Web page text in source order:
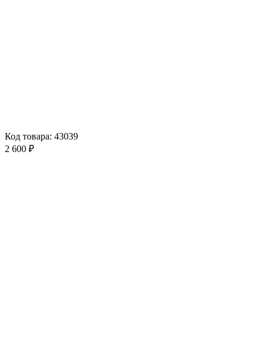
Код товара: 43039
2 600 ₽